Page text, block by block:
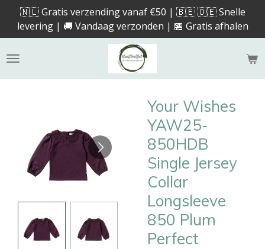
direct
naar
de
🇳🇱 Gratis verzending vanaf €50 | 🇧🇪 🇩🇪 Snelle
levering | 🚚 Vandaag verzonden | 🏪 Gratis afhalen
Your Wishes
YAW25-
850HDB
Single Jersey
Collar
Longsleeve
850 Plum
Perfect